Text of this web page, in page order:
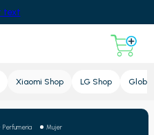
Xiaomi Shop LG Shop Global
Perfumeria Mujer